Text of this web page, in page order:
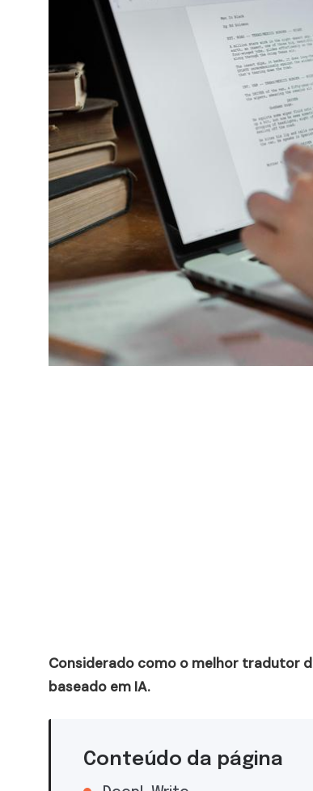
Considerado como o melhor tradutor
baseado em IA.
Conteúdo da página